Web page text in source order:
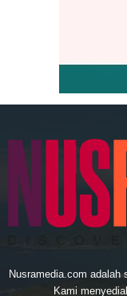
Nusramedia.com adalah
Kami